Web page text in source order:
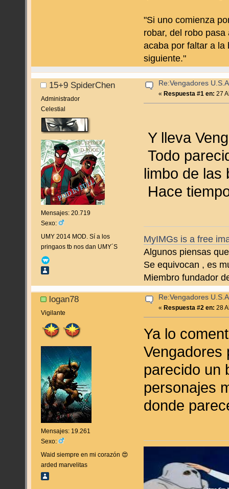
"Si uno comienza
robar, del robo
acaba por faltar a la
siguiente."
15+9 SpiderChen
Administrador
Celestial
Mensajes: 20.719
Sexo:
UMY 2014 MOD. Sí a los
pringaos tb nos dan UMY´S
Re:Vengadores
« Respuesta #1 en: 27
Y lleva
Todo
limbo de las
Hace
MyIMGs is a free
Algunos piensas
Se equivocan , es
Miembro fundador
logan78
Vigilante
Mensajes: 19.261
Sexo:
Waid siempre en mi corazón 😍
arded marvelitas
Re:Vengadores
«Respuesta #2 en: 28
Ya lo
Vengadores
parecido un
personajes
donde